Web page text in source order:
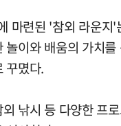
마련된 '참외 라운지'
놀이와 배움의 가치를
꾸몄다.
낚시 등 다양한 프